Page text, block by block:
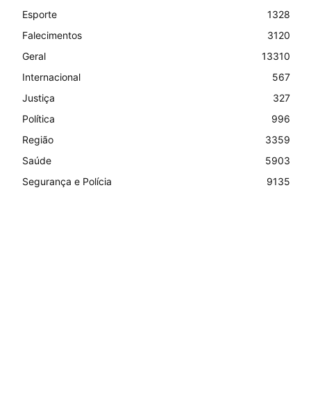
Esporte
1328
Falecimentos
3120
Geral
13310
Internacional
567
Justiça
327
Política
996
Região
3359
Saúde
5903
Segurança e Polícia
9135